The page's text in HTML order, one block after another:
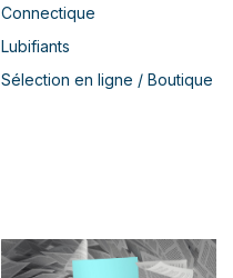
Connectique
Lubifiants
Sélection en ligne / Boutique